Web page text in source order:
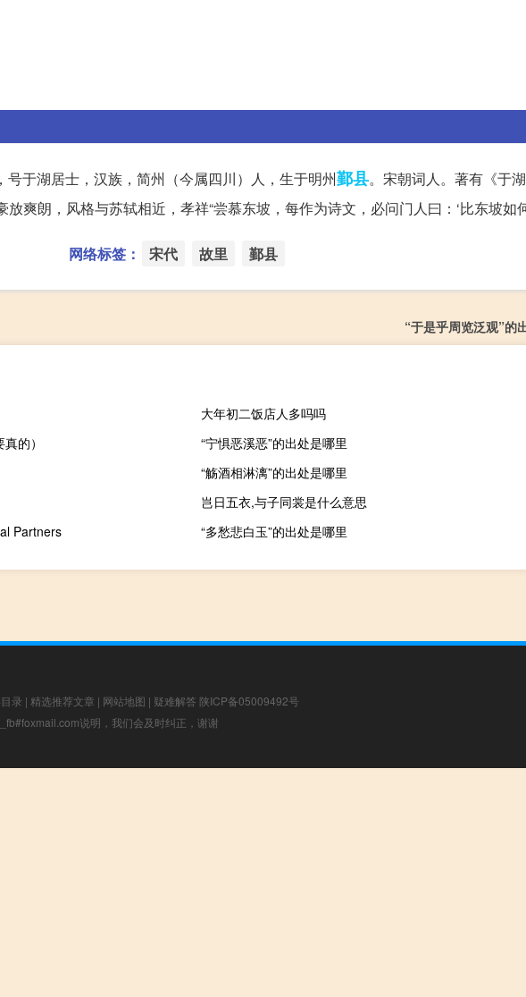
于湖居士，汉族，简州（今属四川）人，生于明州鄞县。宋朝词人。著有《于
爽朗，风格与苏轼相近，孝祥“尝慕东坡，每作为诗文，必问门人曰：‘比东坡如
网络标签： 宋代 故里 鄞县
“于是乎周览泛观”的
大年初二饭店人多吗吗
的）
“宁惧恶溪恶”的出处是哪里
“觞酒相淋漓”的出处是哪里
岂日五衣,与子同裳是什么意思
Partners
“多愁悲白玉”的出处是哪里
录 | 精选推荐文章 | 网站地图 | 疑难解答 陕ICP备05009492号
说明，我们会及时纠正，谢谢